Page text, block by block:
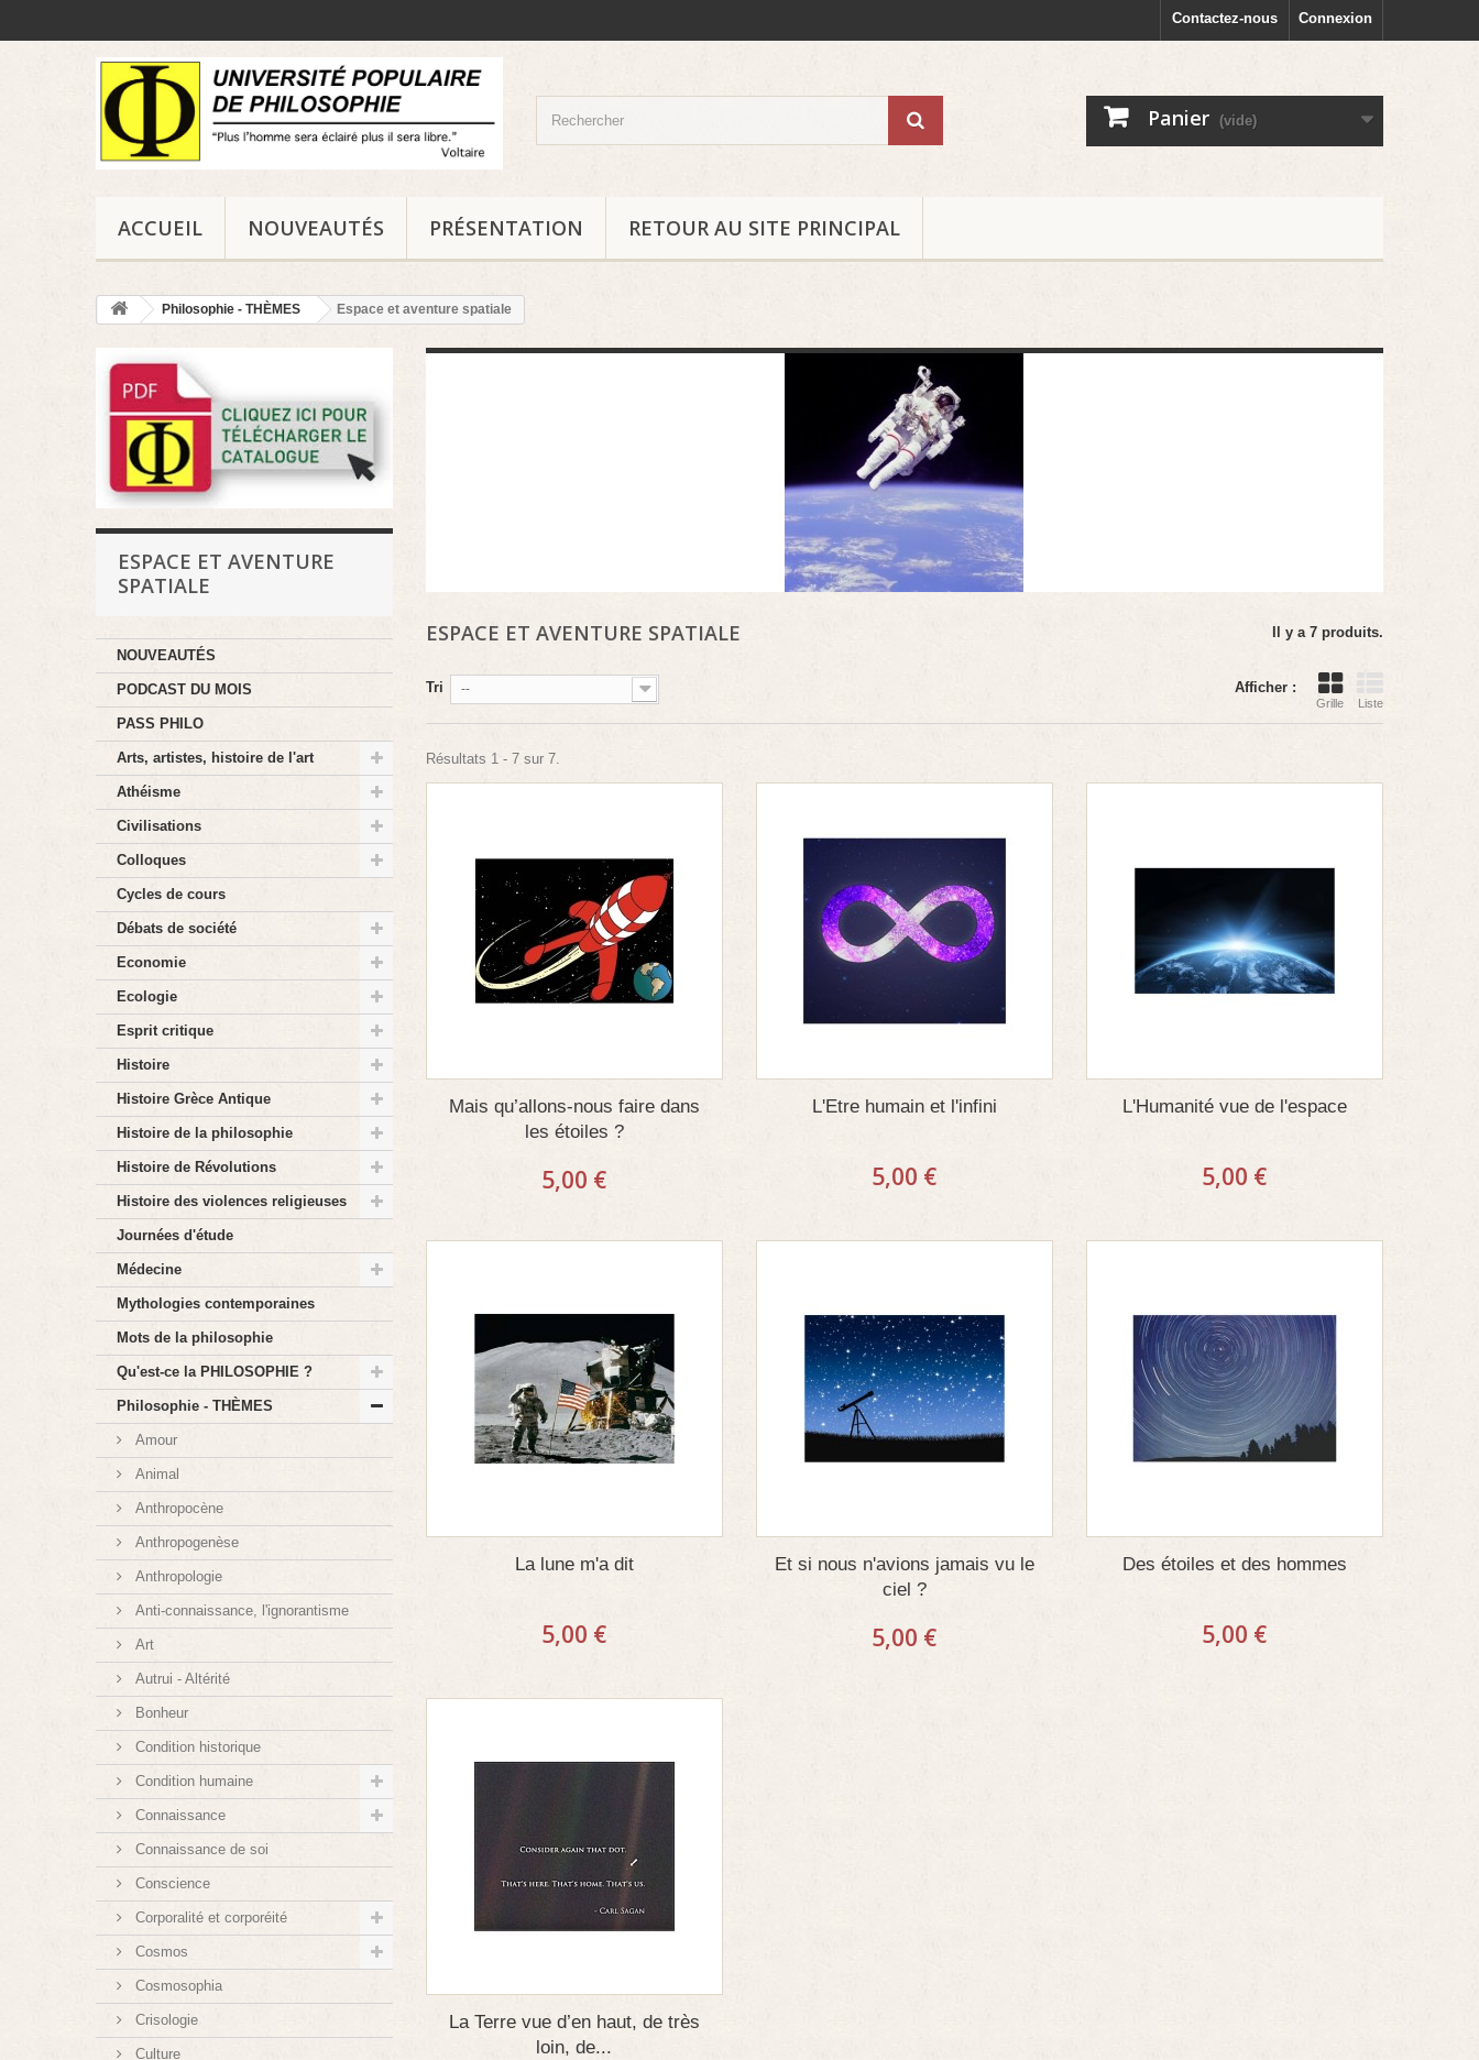
Connexion
Contactez-nous
Panier (vide)
ACCUEIL NOUVEAUTÉS PRÉSENTATION RETOUR AU SITE PRINCIPAL
Philosophie - THÈMES Espace et aventure spatiale
ESPACE ET AVENTURE
SPATIALE
NOUVEAUTÉS
PODCAST DU MOIS
PASS PHILO
Arts, artistes, histoire de l'art
Athéisme
Civilisations
Colloques
Cycles de cours
Débats de société
Economie
Ecologie
Esprit critique
Histoire
Histoire Grèce Antique
Histoire de la philosophie
Histoire de Révolutions
Histoire des violences religieuses
Journées d'étude
Médecine
Mythologies contemporaines
Mots de la philosophie
Qu'est-ce la PHILOSOPHIE ?
Philosophie - THÈMES
Amour
Animal
Anthropocène
Anthropogenèse
Anthropologie
Anti-connaissance, l'ignorantisme
Art
Autrui - Altérité
Bonheur
Condition historique
Condition humaine
Connaissance
Connaissance de soi
Conscience
Corporalité et corporéité
Cosmos
Cosmosophia
Crisologie
Culture
ESPACE ET AVENTURE SPATIALE Il y a 7 produits.
Afficher :
Grille Liste
Tri --
Résultats 1 - 7 sur 7.
Mais qu’allons-nous faire dans
les étoiles ?
5,00 €
L'Etre humain et l'infini
5,00 €
L'Humanité vue de l'espace
5,00 €
La lune m'a dit
5,00 €
Et si nous n'avions jamais vu le
ciel ?
5,00 €
Des étoiles et des hommes
5,00 €
La Terre vue d’en haut, de très
loin, de...